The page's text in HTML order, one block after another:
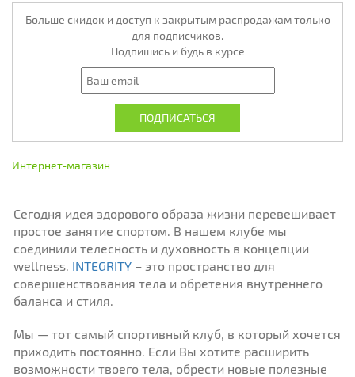
Больше скидок и доступ к закрытым распродажам только
для подписчиков.
Подпишись и будь в курсе
Интернет-магазин
Сегодня идея здорового образа жизни перевешивает
простое занятие спортом. В нашем клубе мы
соединили телесность и духовность в концепции
wellness. INTEGRITY – это пространство для
совершенствования тела и обретения внутреннего
баланса и стиля.
Мы — тот самый спортивный клуб, в который хочется
приходить постоянно. Если Вы хотите расширить
возможности твоего тела, обрести новые полезные